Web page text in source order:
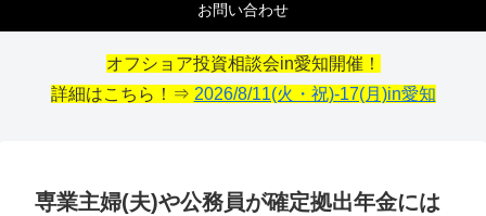
お問い合わせ
オフショア投資相談会in愛知開催！
詳細はこちら！⇒ 2026/8/11(火・祝)-17(月)in愛知
専業主婦(夫)や公務員が確定拠出年金には